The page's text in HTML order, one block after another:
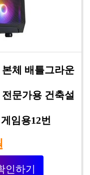
체 배틀그라운
문가용 건축설
임용12번
인하기